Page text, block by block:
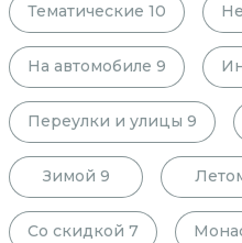
Тематические 10
На автомобиле 9
Переулки и улицы 9
Зимой 9
Со скидкой 7